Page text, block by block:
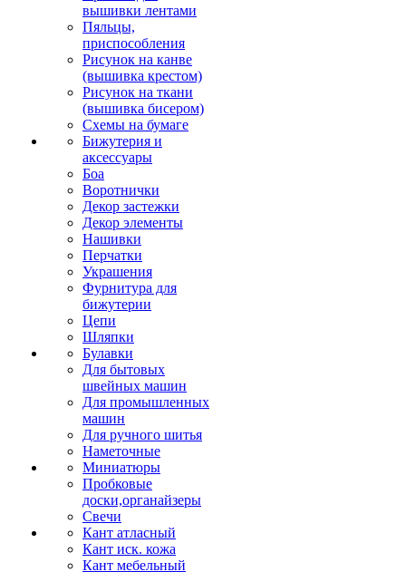
вышивки лентами
Пяльцы,
приспособления
Рисунок на канве
(вышивка крестом)
Рисунок на ткани
(вышивка бисером)
Схемы на бумаге
Бижутерия и
аксессуары
Боа
Воротнички
Декор застежки
Декор элементы
Нашивки
Перчатки
Украшения
Фурнитура для
бижутерии
Цепи
Шляпки
Булавки
Для бытовых
швейных машин
Для промышленных
машин
Для ручного шитья
Наметочные
Миниатюры
Пробковые
доски,органайзеры
Свечи
Кант атласный
Кант иск. кожа
Кант мебельный